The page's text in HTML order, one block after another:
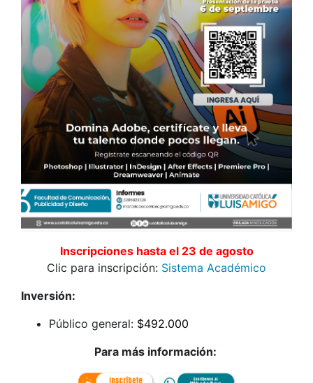
Inscripciones hasta el 23 de agosto
Clic para inscripción: Sistema Académico
Inversión:
Público general: $492.000
Para más información: